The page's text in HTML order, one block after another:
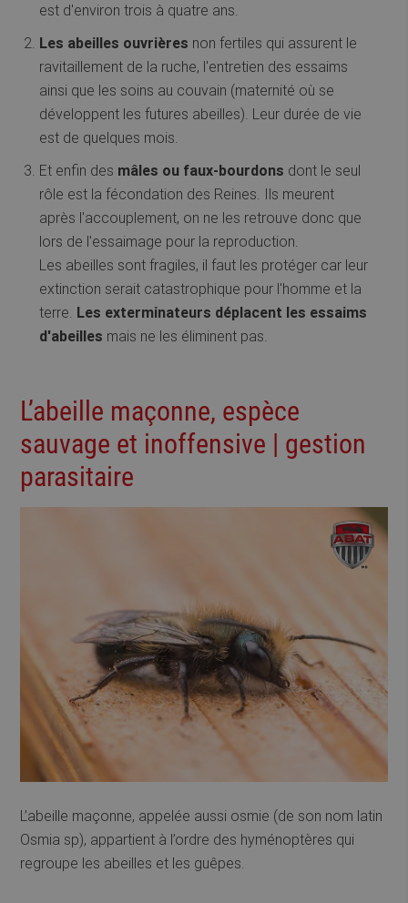
est d'environ trois à quatre ans.
Les abeilles ouvrières non fertiles qui assurent le
ravitaillement de la ruche, l'entretien des essaims
ainsi que les soins au couvain (maternité où se
développent les futures abeilles). Leur durée de vie
est de quelques mois.
Et enfin des mâles ou faux-bourdons dont le seul
rôle est la fécondation des Reines. Ils meurent
après l'accouplement, on ne les retrouve donc que
lors de l'essaimage pour la reproduction.
Les abeilles sont fragiles, il faut les protéger car leur
extinction serait catastrophique pour l'homme et la
terre. Les exterminateurs déplacent les essaims
d'abeilles mais ne les éliminent pas.
L’abeille maçonne, espèce
sauvage et inoffensive | gestion
parasitaire
L’abeille maçonne, appelée aussi osmie (de son nom latin
Osmia sp), appartient à l’ordre des hyménoptères qui
regroupe les abeilles et les guêpes.